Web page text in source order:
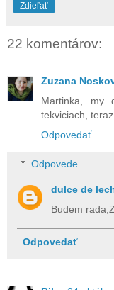
Zdieľať
22 komentárov:
Zuzana
Martinka, my
tekviciach,
Odpovedať
Odpovede
dulce de
Budem
Odpovedať